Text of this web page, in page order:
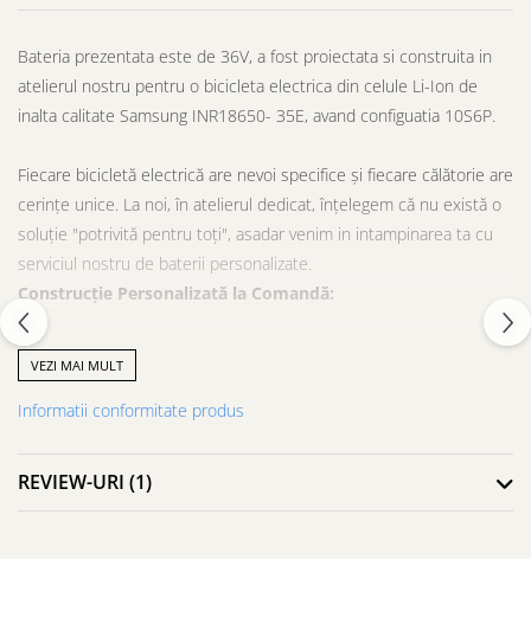
Bateria prezentata este de 36V, a fost proiectata si construita in
atelierul nostru pentru o bicicleta electrica din celule Li-Ion de
inalta calitate Samsung INR18650- 35E, avand configuatia 10S6P.
Fiecare bicicletă electrică are nevoi specifice și fiecare călătorie are
cerințe unice. La noi, în atelierul dedicat, înțelegem că nu există o
soluție "potrivită pentru toți", asadar venim in intampinarea ta cu
serviciul nostru de baterii personalizate.
Construcție Personalizată la Comandă:
Echipa noastră de specialiști proiectează și construiește fiecare
baterie de la zero, adaptată specific bicicletei tale și cerințelor
tale unice.
Gestionare Inteligentă cu Smart BMS:
Oferim tehnologie avansată cu un BMS inteligent, asigurând o
VEZI MAI MULT
Informatii conformitate produs
REVIEW-URI (1)